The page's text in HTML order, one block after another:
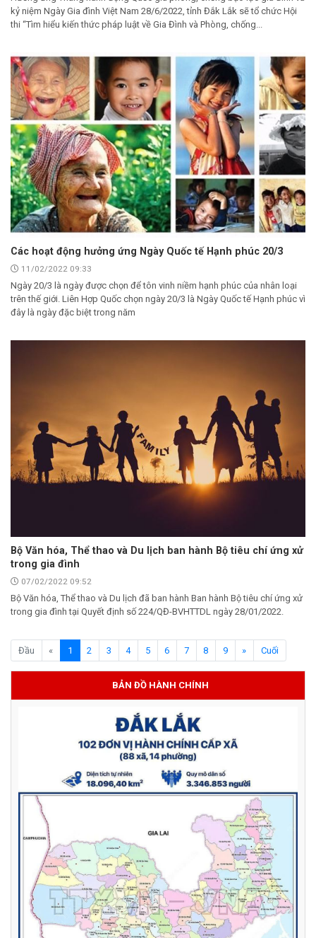
kỷ niệm Ngày Gia đình Việt Nam 28/6/2022, tỉnh Đắk Lắk sẽ tổ chức Hội
thi “Tìm hiểu kiến thức pháp luật về Gia Đình và Phòng, chống...
Các hoạt động hưởng ứng Ngày Quốc tế Hạnh phúc 20/3
11/02/2022 09:33
Ngày 20/3 là ngày được chọn để tôn vinh niềm hạnh phúc của nhân loại
trên thế giới. Liên Hợp Quốc chọn ngày 20/3 là Ngày Quốc tế Hạnh phúc vì
đây là ngày đặc biệt trong năm
Bộ Văn hóa, Thể thao và Du lịch ban hành Bộ tiêu chí ứng xử
trong gia đình
07/02/2022 09:52
Bộ Văn hóa, Thể thao và Du lịch đã ban hành Ban hành Bộ tiêu chí ứng xử
trong gia đình tại Quyết định số 224/QĐ-BVHTTDL ngày 28/01/2022.
Đầu « 1 (current)
2 3 4 5 6 7 8 9 » Cuối
BẢN ĐỒ HÀNH CHÍNH